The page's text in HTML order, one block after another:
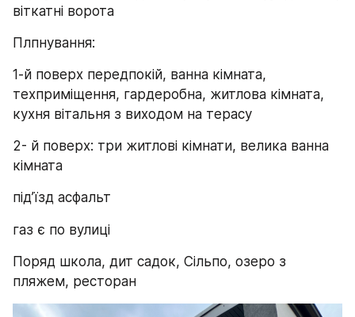
віткатні ворота
Плпнування:
1-й поверх передпокій, ванна кімната,
техприміщення, гардеробна, житлова кімната,
кухня вітальня з виходом на терасу
2- й поверх: три житлові кімнати, велика ванна
кімната
підʼїзд асфальт
газ є по вулиці
Поряд школа, дит садок, Сільпо, озеро з
пляжем, ресторан